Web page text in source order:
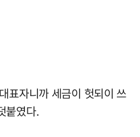
표자니까 세금이 헛되이 쓰
붙였다.